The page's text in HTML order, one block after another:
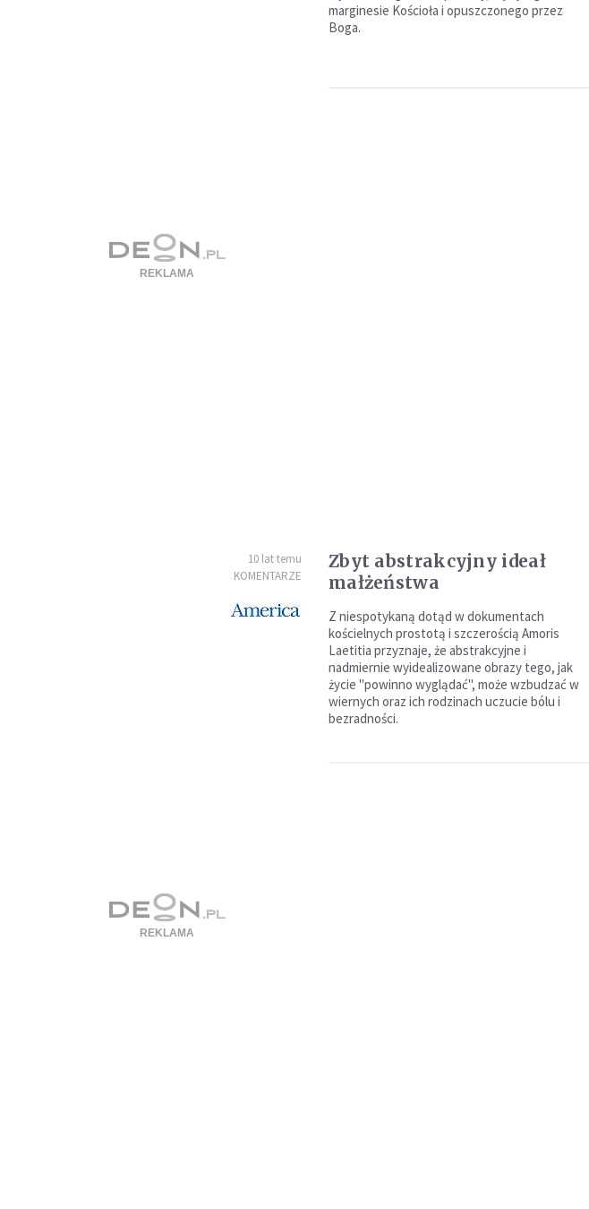
marginesie Kościoła i opuszczonego przez
Boga.
10 lat temu
KOMENTARZE
Zbyt abstrakcyjny ideał
małżeństwa
Z niespotykaną dotąd w dokumentach
kościelnych prostotą i szczerością Amoris
Laetitia przyznaje, że abstrakcyjne i
nadmiernie wyidealizowane obrazy tego, jak
życie "powinno wyglądać", może wzbudzać w
wiernych oraz ich rodzinach uczucie bólu i
bezradności.